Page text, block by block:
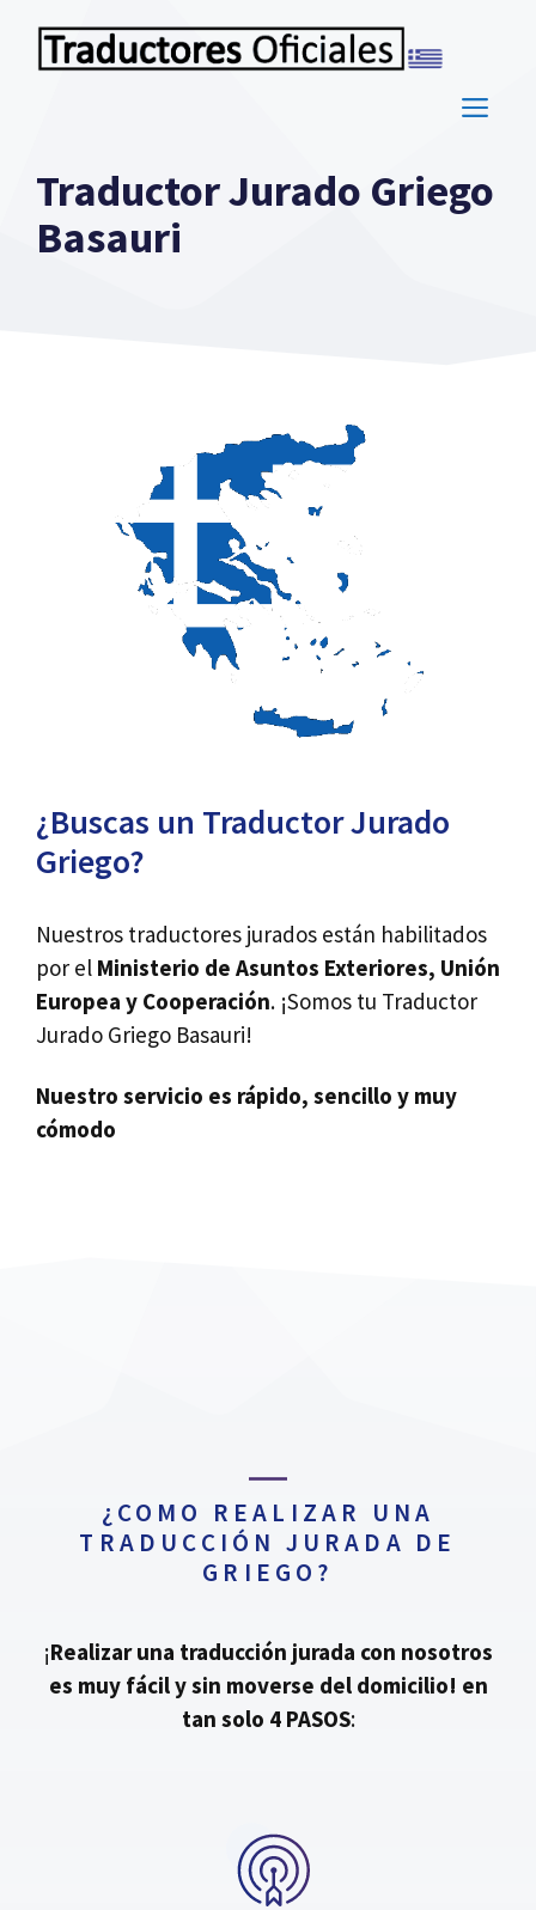
Traductor Jurado Griego
Basauri
¿Buscas un Traductor Jurado
Griego?
Nuestros traductores jurados están habilitados
por el Ministerio de Asuntos Exteriores, Unión
Europea y Cooperación. ¡Somos tu Traductor
Jurado Griego Basauri!
Nuestro servicio es rápido, sencillo y muy
cómodo
¿COMO REALIZAR UNA
TRADUCCIÓN JURADA DE
GRIEGO?
¡Realizar una traducción jurada con nosotros
es muy fácil y sin moverse del domicilio! en
tan solo 4 PASOS: